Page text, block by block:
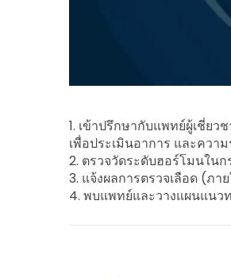
1. เข้าปรึกษากับแพทย์ผู้เชี่ยว
เพื่อประเมินอาการ และควา
2. ตรวจวัดระดับฮอร์โมนในก
3. แจ้งผลการตรวจเลือด (ภา
4. พบแพทย์และวางแผนแนว